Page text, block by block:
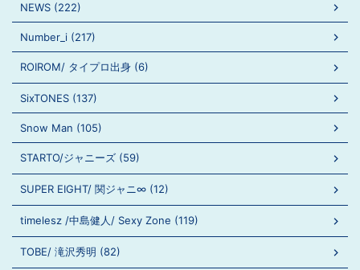
NEWS (222)
Number_i (217)
ROIROM/ タイプロ出身 (6)
SixTONES (137)
Snow Man (105)
STARTO/ジャニーズ (59)
SUPER EIGHT/ 関ジャニ∞ (12)
timelesz /中島健人/ Sexy Zone (119)
TOBE/ 滝沢秀明 (82)